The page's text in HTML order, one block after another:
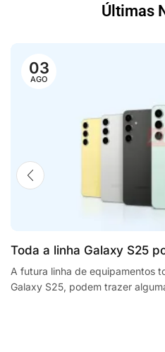
Últimas
03
AGO
Toda a linha Galaxy S25
processadores
F2 Plus, and MaxG2 e-
A futura linha de equipamentos
Galaxy S25, podem trazer